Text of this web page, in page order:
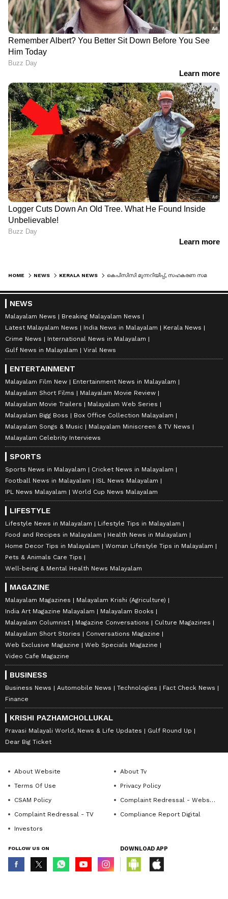
HOME NEWS KERALA NEWS കെപിസിസി മുന്നറിയിപ്പ്, സഹകരണ സമരങ്ങളിൽ സിപിഎമ്മുമായി സഹകരിച്ചാല്‍ അച്ചടക്ക നടപടി ഉറപ്പ്
NEWS
Malayalam News
Breaking Malayalam News
Latest Malayalam News
India News in Malayalam
Kerala News
Crime News
International News in Malayalam
Gulf News in Malayalam
Viral News
ENTERTAINMENT
Malayalam Film New
Entertainment News in Malayalam
Malayalam Short Films
Malayalam Movie Review
Malayalam Movie Trailers
Malayalam Web Series
Malayalam Bigg Boss
Box Office Collection Malayalam
Malayalam Songs & Music
Malayalam Miniscreen & TV News
Malayalam Celebrity Interviews
SPORTS
Sports News in Malayalam
Cricket News in Malayalam
Football News in Malayalam
ISL News Malayalam
IPL News Malayalam
World Cup News Malayalam
LIFESTYLE
Lifestyle News in Malayalam
Lifestyle Tips in Malayalam
Food and Recipes in Malayalam
Health News in Malayalam
Home Decor Tips in Malayalam
Woman Lifestyle Tips in Malayalam
Pets & Animals Care Tips
Well-being & Mental Health News Malayalam
MAGAZINE
Malayalam Magazines
Malayalam Krishi (Agriculture)
India Art Magazine Malayalam
Malayalam Books
Malayalam Columnist
Magazine Conversations
Culture Magazines
Malayalam Short Stories
Conversations Magazine
Web Exclusive Magazine
Web Specials Magazine
Video Cafe Magazine
BUSINESS
Business News Automobile News Technologies
Fact Check News
Finance
KRISHI PAZHAMCHOLLUKAL
Pravasi Malayali World, News & Life Updates
Gulf Round Up
Dear Big Ticket
About Website
About Tv
Terms Of Use
Privacy Policy
CSAM Policy
Complaint Redressal - Website
Complaint Redressal - TV
Compliance Report Digital
Investors
FOLLOW US ON DOWNLOAD APP